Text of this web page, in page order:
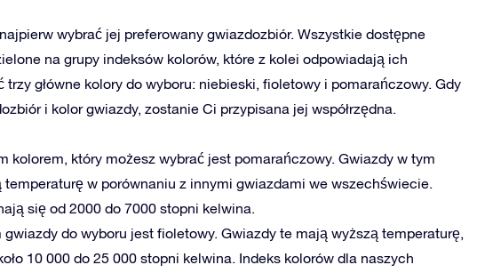
wybrać jej preferowany gwiazdozbiór. Wszystkie dostępne
na grupy indeksów kolorów, które z kolei odpowiadają ich
główne kolory do wyboru: niebieski, fioletowy i pomarańczowy. Gdy
i kolor gwiazdy, zostanie Ci przypisana jej współrzędna.
kolorem, który możesz wybrać jest pomarańczowy. Gwiazdy w tym
temperaturę w porównaniu z innymi gwiazdami we wszechświecie.
się od 2000 do 7000 stopni kelwina.
gwiazdy do wyboru jest fioletowy. Gwiazdy te mają wyższą temperaturę,
10 000 do 25 000 stopni kelwina. Indeks kolorów dla naszych